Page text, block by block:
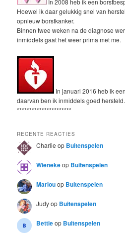
Hoewel ik daar gelukkig snel van
opnieuw borstkanker.
Binnen twee weken na de diagnose
inmiddels gaat het weer prima met me.
In januari 2016 heb ik
daarvan ben ik inmiddels goed hersteld.
**********************
RECENTE REACTIES
Charlie op Buitenspelen
Wienekeop Buitenspelen
Marlouop Buitenspelen
Judyop Buitenspelen
Bettieop Buitenspelen